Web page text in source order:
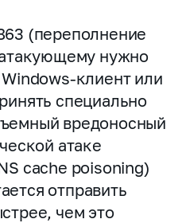
(переполнение
нужно
или
специально
вредоносный
атаке
cache poisoning)
отправить
чем это